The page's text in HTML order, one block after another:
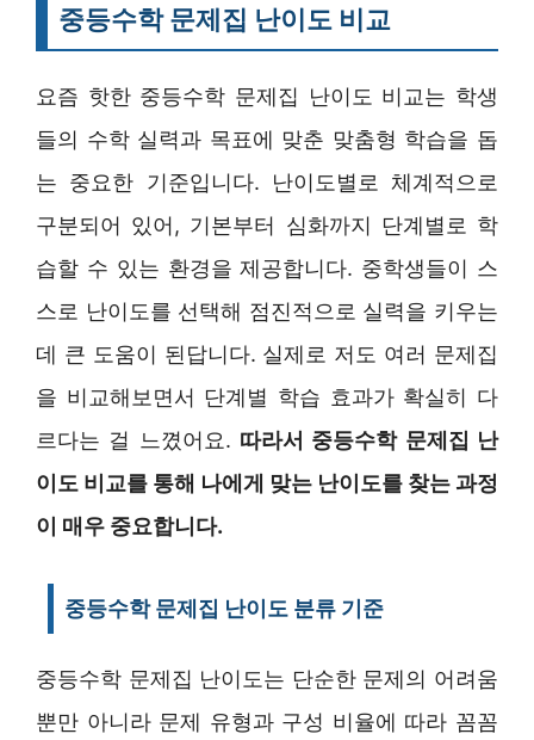
중등수학 문제집 난이도 비교
요즘 핫한 중등수학 문제집 난이도 비교는 학생
들의 수학 실력과 목표에 맞춘 맞춤형 학습을 돕
는 중요한 기준입니다. 난이도별로 체계적으로
구분되어 있어, 기본부터 심화까지 단계별로 학
습할 수 있는 환경을 제공합니다. 중학생들이 스
스로 난이도를 선택해 점진적으로 실력을 키우는
데 큰 도움이 된답니다. 실제로 저도 여러 문제집
을 비교해보면서 단계별 학습 효과가 확실히 다
르다는 걸 느꼈어요. 따라서 중등수학 문제집 난
이도 비교를 통해 나에게 맞는 난이도를 찾는 과정
이 매우 중요합니다.
중등수학 문제집 난이도 분류 기준
중등수학 문제집 난이도는 단순한 문제의 어려움
뿐만 아니라 문제 유형과 구성 비율에 따라 꼼꼼